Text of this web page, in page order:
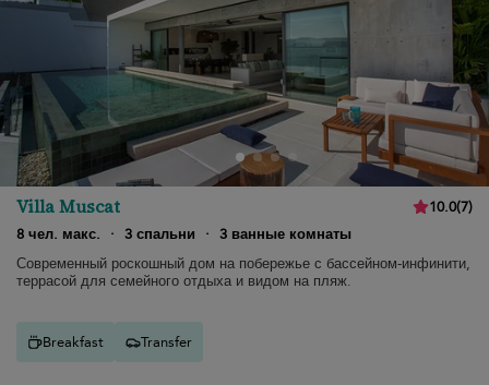
Villa Muscat 10.0(7)
8 чел. макс.
· 3 спальни · 3 ванные комнаты
Современный роскошный дом на побережье с бассейном-инфинити,
террасой для семейного отдыха и видом на пляж.
Breakfast Transfer